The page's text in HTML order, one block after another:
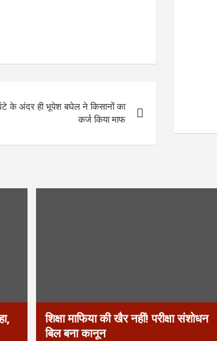
के अंदर ही भूपेश बघेल ने किसानों का
कर्ज किया माफ
शिक्षा माफिया की खैर नहीं! परीक्षा संशोधन
बिल बना कानून